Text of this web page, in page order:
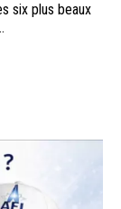
six plus beaux